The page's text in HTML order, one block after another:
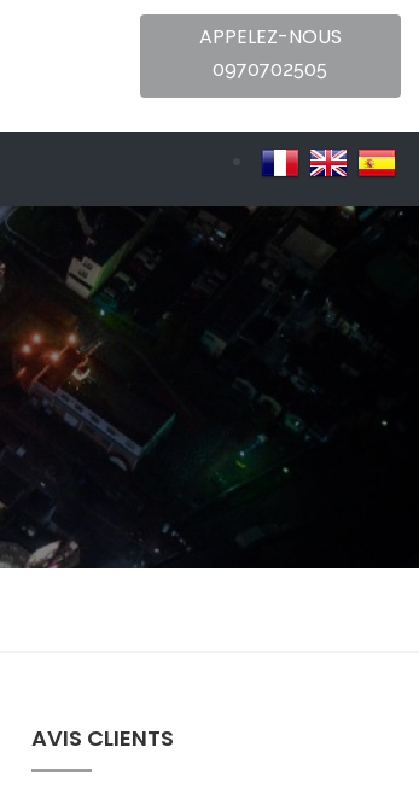
APPELEZ-NOUS
0970702505
AVIS CLIENTS